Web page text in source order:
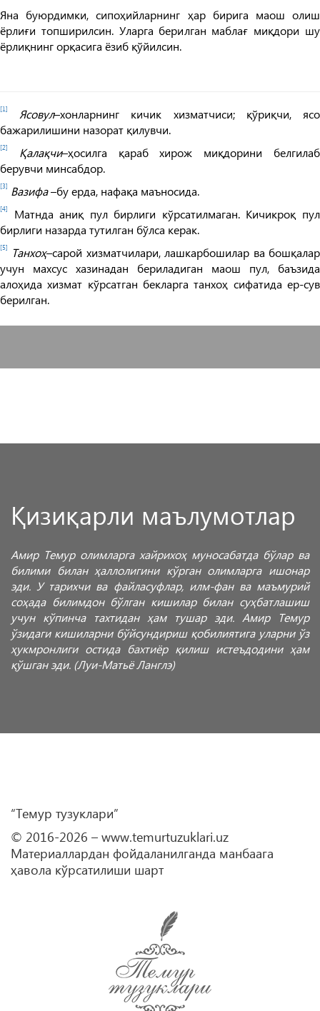
Яна буюрдимки, сипоҳийларнинг ҳар бирига маош олиш
ёрлиғи топширилсин. Уларга берилган маблағ миқдори шу
ёрлиқнинг орқасига ёзиб қўйилсин.
[1] Ясовул–хонларнинг кичик хизматчиси; қўриқчи, ясо
бажарилишини назорат қилувчи.
[2] Қалақчи–ҳосилга қараб хирож миқдорини белгилаб
берувчи минсабдор.
[3] Вазифа–бу ерда, нафақа маъносида.
[4]
Матнда аниқ пул бирлиги кўрсатилмаган. Кичикроқ пул
бирлиги назарда тутилган бўлса керак.
[5] Танхоҳ–сарой хизматчилари, лашкарбошилар ва бошқалар
учун махсус хазинадан бериладиган маош пул, баъзида
алоҳида хизмат кўрсатган бекларга танхоҳ сифатида ер-сув
берилган.
Қизиқарли маълумотлар
Амир Темур олимларга хайрихоҳ муносабатда бўлар ва
билими билан ҳаллолигини кўрган олимларга ишонар
эди. У тарихчи ва файласуфлар, илм-фан ва маъмурий
соҳада билимдон бўлган кишилар билан суҳбатлашиш
учун кўпинча тахтидан ҳам тушар эди. Амир Темур
ўзидаги кишиларни бўйсундириш қобилиятига уларни ўз
ҳукмронлиги остида бахтиёр қилиш истеъдодини ҳам
қўшган эди. (Луи-Матьё Ланглэ)
“Темур тузуклари”
© 2016-2026 – www.temurtuzuklari.uz
Материаллардан фойдаланилганда манбаага
ҳавола кўрсатилиши шарт